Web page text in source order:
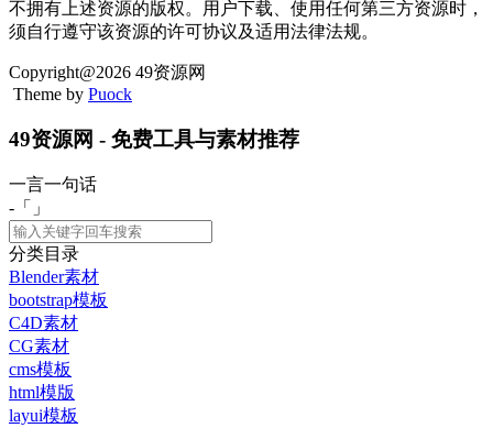
不拥有上述资源的版权。用户下载、使用任何第三方资源时，
须自行遵守该资源的许可协议及适用法律法规。
Copyright@2026 49资源网
Theme by Puock
49资源网 - 免费工具与素材推荐
一言一句话
-「
」
分类目录
Blender素材
bootstrap模板
C4D素材
CG素材
cms模板
html模版
layui模板